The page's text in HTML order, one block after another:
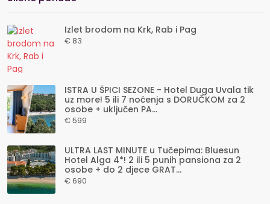
Izlet brodom na Krk, Rab i Pag
€ 83
ISTRA U ŠPICI SEZONE - Hotel Duga Uvala tik
uz more! 5 ili 7 noćenja s DORUČKOM za 2
osobe + uključen PA...
€ 599
ULTRA LAST MINUTE u Tučepima: Bluesun
Hotel Alga 4*! 2 ili 5 punih pansiona za 2
osobe + do 2 djece GRAT...
€ 690